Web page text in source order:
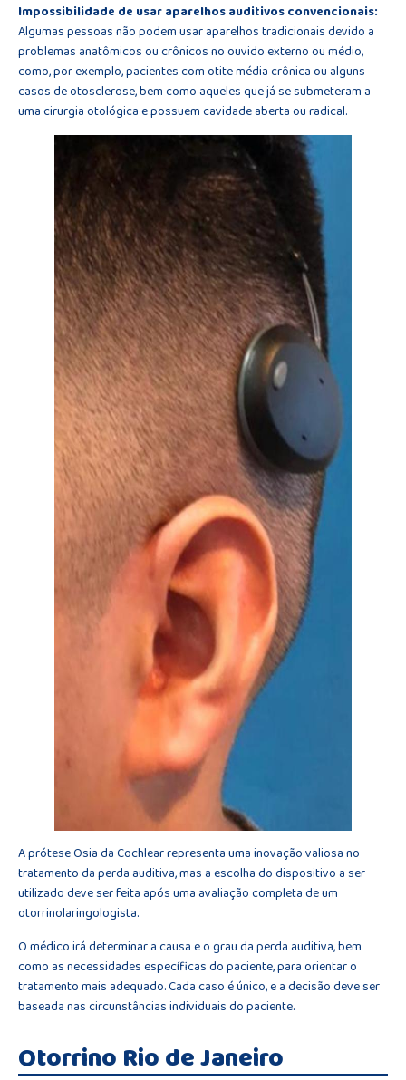
Impossibilidade de usar aparelhos auditivos convencionais:
Algumas pessoas não podem usar aparelhos tradicionais devido a
problemas anatômicos ou crônicos no ouvido externo ou médio,
como, por exemplo, pacientes com otite média crônica ou alguns
casos de otosclerose, bem como aqueles que já se submeteram a
uma cirurgia otológica e possuem cavidade aberta ou radical.
A prótese Osia da Cochlear representa uma inovação valiosa no
tratamento da perda auditiva, mas a escolha do dispositivo a ser
utilizado deve ser feita após uma avaliação completa de um
otorrinolaringologista.
O médico irá determinar a causa e o grau da perda auditiva, bem
como as necessidades específicas do paciente, para orientar o
tratamento mais adequado. Cada caso é único, e a decisão deve ser
baseada nas circunstâncias individuais do paciente.
Otorrino Rio de Janeiro